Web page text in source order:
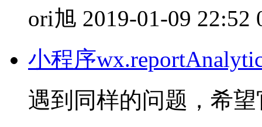
ori旭 2019-01-09 22:52
小程序
遇到同样的问题，希